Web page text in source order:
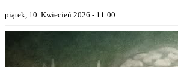
piątek, 10. Kwiecień 2026 - 11:00